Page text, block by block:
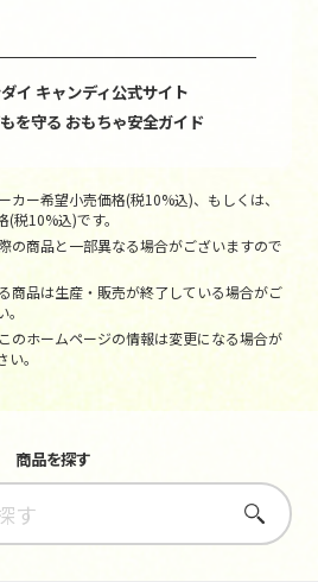
イ キャンディ公式サイト
を守る おもちゃ安全ガイド
ー希望小売価格(税10%込)、もしくは、
税10%込)です。
の商品と一部異なる場合がございますので
商品は生産・販売が終了している場合がご
のホームページの情報は変更になる場合が
。
商品を探す
さがす